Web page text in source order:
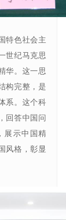
色社会主
世纪马克思
华。这一思
构完整，是
系。这个科
回答中国问
展示中国精
风格，彰显